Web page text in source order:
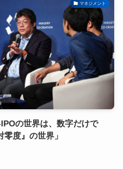
マネジメント
の世界は、数字だけで
度』の世界」